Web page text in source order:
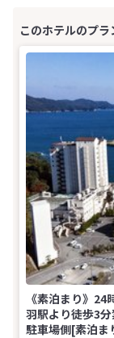
《素泊まり》
羽駅より徒歩3
駐車場側[素泊